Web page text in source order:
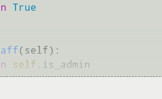
True
( self ):
self